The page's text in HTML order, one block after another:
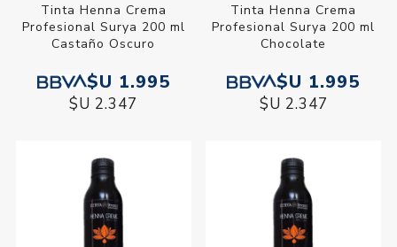
Tinta Henna Crema
Profesional Surya 200 ml
Castaño Oscuro
$U 1.995
$U 2.347
Tinta Henna Crema
Profesional Surya 200 ml
Chocolate
$U 1.995
$U 2.347